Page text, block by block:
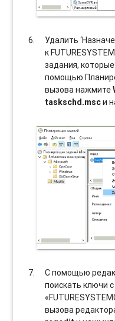
Удалить
к
задания,
помощью
вызова нажмите
taskschd.mscи
С помощью
поискать ключи
вызова